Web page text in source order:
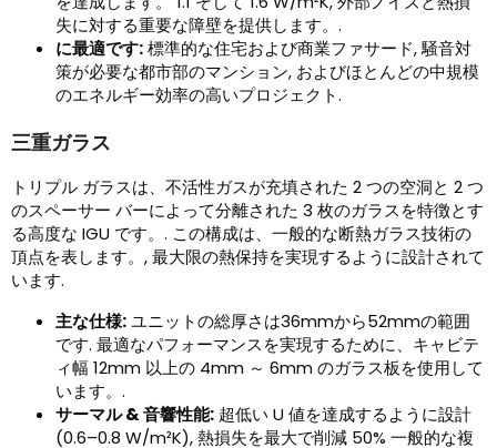
失に対する重要な障壁を提供します。.
に最適です:標準的な住宅および商業ファサード, 騒音対
策が必要な都市部のマンション, およびほとんどの中規模
のエネルギー効率の高いプロジェクト.
三重ガラス
トリプル ガラスは、不活性ガスが充填された 2 つの空洞と 2 つ
のスペーサー バーによって分離された 3 枚のガラスを特徴とす
る高度な IGU です。. この構成は、一般的な断熱ガラス技術の
頂点を表します。, 最大限の熱保持を実現するように設計されて
います.
主な仕様:ユニットの総厚さは36mmから52mmの範囲
です. 最適なパフォーマンスを実現するために、キャビテ
ィ幅 12mm 以上の 4mm ～ 6mm のガラス板を使用して
います。.
サーマル & 音響性能: 超低い U 値を達成するように設計
(0.6–0.8 W/m²K), 熱損失を最大で削減 50% 一般的な複